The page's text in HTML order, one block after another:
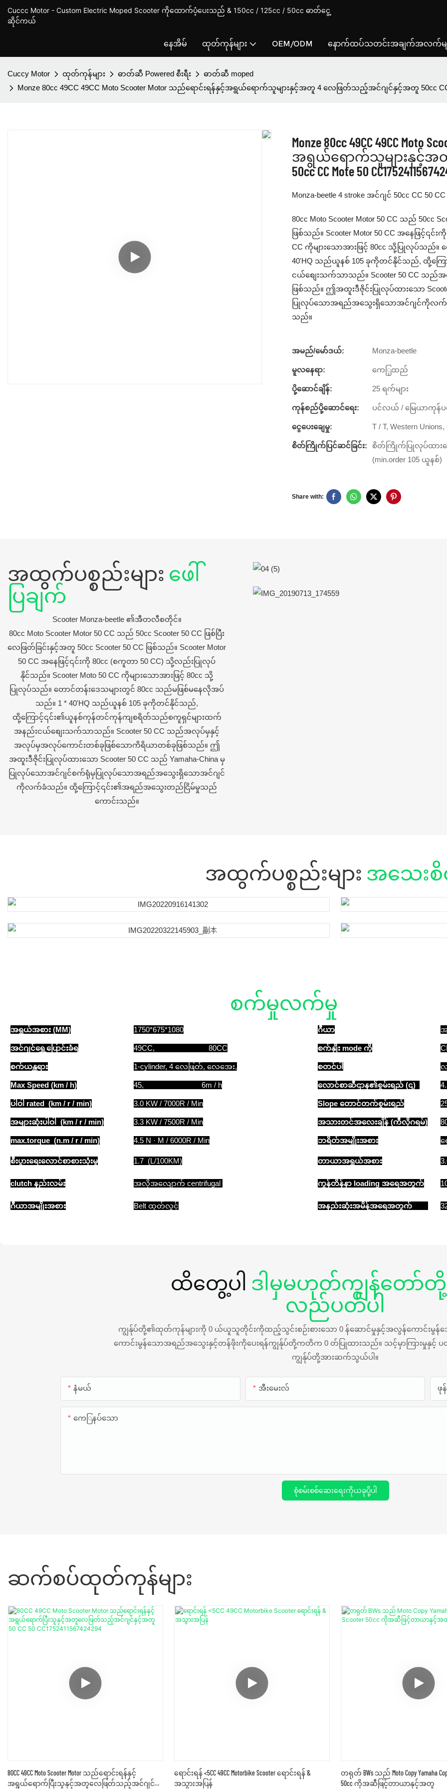
Cuccc Motor - Custom Electric Moped Scooter ကိုထောက်ပံ့ပေးသည် & 150cc / 125cc / 50cc ဓာတ်ငွေ့
ဆိုင်ကယ်
နေအိမ် ထုတ်ကုန်များ OEM/ODM နောက်ထပ်သတင်းအချက်အလက်မျ
Cuccy Motor ထုတ်ကုန်များ ဓာတ်ဆီ Powered စီးရီး
ဓာတ်ဆီ moped
Monze 80cc 49CC 49CC Moto Scooter Motor သည်ရောင်းရန်နှင့်အရွယ်ရောက်သူများနှင့်အတူ 4 လေဖြတ်သည့်အင်ဂျင်နှင့်အတူ 50cc CC
Monze 80cc 49CC 49CC
အရွယ်ရောက်သူများနှင့်
50cc CC Mote 50
Monza-beetle 4 stroke အင်ဂျင် 50cc CC 50 CC
80cc Moto Scooter Motor 50 CC သည် 50cc
ဖြစ်သည်။ Scooter Motor 50 CC အနေဖြင့်၎
CC ကိုများသောအားဖြင့် 80cc သို့ပြုလုပ်သည်
40'HQ သည်ယူနစ် 105 ခုကိုတင်နိုင်သည်, ထို့က
ငယ်စျေးသက်သာသည်။ Scooter 50 CC သ
ဖြစ်သည်။ ဤအထူးဒီဇိုင်းပြုလုပ်ထားသော
ပြုလုပ်သောအရည်အသွေးရှိသောအင်ဂျင်ကိုလ
သည်။
အမည်/မော်ဒယ်: Monza-beetle
မူလနေရာ: ကေြှထည်
ပို့ဆောင်ချိန်: 25 ရက်များ
ကုန်စည်ပို့ဆောင်ရေး: ပင်လယ် / မြေယာကုန်ပ
ငွေပေးချေမှု: T / T, Western
စိတ်ကြိုက်ပြင်ဆင်ခြင်း:
စိတ်ကြိုက်ပြုလုပ်ထားသ
(min.order 105 ယူနစ်)
Share with:
အထွက်ပစ္စည်းများ ဖေါ်
ပြချက်
Scooter Monza-beetle ၏အီတလီစတိုင်။
80cc Moto Scooter Motor 50 CC သည် 50cc Scooter 50 CC ဖြစ်ပြီး
လေဖြတ်ခြင်းနှင့်အတူ 50cc Scooter 50 CC ဖြစ်သည်။ Scooter Motor
50 CC အနေဖြင့်၎င်းကို 80cc (စကူတာ 50 CC) သို့လည်းပြုလုပ်
နိုင်သည်။ Scooter Moto 50 CC ကိုများသောအားဖြင့် 80cc သို့
ပြုလုပ်သည်။ တောင်တန်းဒေသများတွင် 80cc သည်မဖြစ်မနေလိုအပ်
သည်။ 1 * 40'HQ သည်ယူနစ် 105 ခုကိုတင်နိုင်သည်,
ထို့ကြောင့်၎င်း၏ယူနစ်ကုန်တင်ကုန်ကျစရိတ်သည်စကူရှင်များထက်
အနည်းငယ်စျေးသက်သာသည်။ Scooter 50 CC သည်အလုပ်မှနှင့်
အလုပ်မှအလုပ်ကောင်းတစ်ခုဖြစ်သောကိရိယာတစ်ခုဖြစ်သည်။ ဤ
အထူးဒီဇိုင်းပြုလုပ်ထားသော Scooter 50 CC သည် Yamaha-China မှ
ပြုလုပ်သောအင်ဂျင်စက်ရုံမှပြုလုပ်သောအရည်အသွေးရှိသောအင်ဂျင်
ကိုလက်ခံသည်။ ထို့ကြောင့်၎င်း၏အရည်အသွေးတည်ငြိမ်မှုသည်
ကောင်းသည်။
အထွက်ပစ္စည်းများ အသေး
စက်မှုလက်မှု
အရွယ်အစား (MM) 1750*675*1080 ဂီယာ
အင်ဂျင်ရွှေ့ပြောင်းခံရ 49CC, 80CC စက်နှိုး mode ကို
စက်ယန္တရား 1-cylinder, 4 လေဖြတ်, လေအေး, စတင်ပါ
Max Speed ​​(km / h) 45, 6m / h လောင်စာဆီဌာန၏စွမ်းရည် (ဌ)
ပါဝါ rated (km / r / min) 3.0 KW / 7000R / Min Slope တောင်တက်စွမ်းရည်
အများဆုံးပါဝါ (km / r / min) 3.3 KW / 7500R / Min အသားတင်အလေးချိန် (ကီလိုဂရမ်)
max.torque (n.m / r / min) 4.5 N · M / 6000R / Min ဘရိတ်အမျိုးအစား
စီးပွားရေးလောင်စာစားသုံးမှု 1.7 (L/100KM) တာယာအရွယ်အစား
clutch နည်းလမ်း အလိုအလျောက် centrifugal ကွန်တိန်နာ loading အရေအတွက်
ဂီယာအမျိုးအစား Belt ထုတ်လွှင့် အနည်းဆုံးအမိန့်အရေအတွက်
ထိတွေ့ပါ ဒါမှမဟုတ်ကျွန်တော်
လည်ပတ်ပါ
ကျွန်ုပ်တို့၏ထုတ်ကုန်များကို 0 ယ်ယူသူတိုင်းကိုထည့်သွင်းစဉ်းစားသော 0 န်ဆောင်မှုနှင့်အလွန်ကောင်းမွ
ကောင်းမွန်သောအရည်အသွေးနှင့်တန်ဖိုးကိုပေးရန်ကျွန်ုပ်တို့ကတိက 0 တ်ပြုထားသည်။ သင့်မှာကြားမှုနှင့် ပ
ကျွန်ုပ်တို့အားဆက်သွယ်ပါ။
နံမယ် အီးမေးလ် ဖု
ကေြနပ်သော
စုံစမ်းစစ်ဆေးရေးကိုယခုပို့ပါ
ဆက်စပ်ထုတ်ကုန်များ
80CC 49CC Moto Scooter Motor သည်ရောင်းရန်နှင့်
အရွယ်ရောက်ပြီးသူနှင့်အတူလေဖြတ်သည့်အင်ဂျင်
ရောင်းရန် <5CC 49CC Motorbike Scooter ရောင်းရန် &
အသွားအပြန်
တရုတ် BWs သည် Moto Copy Yamaha
50cc ကိုအဆီဖြင့်တာယာနှင့်အတူ